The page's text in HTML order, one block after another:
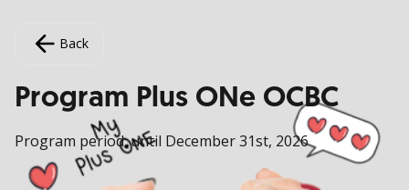
Back
Program Plus ONe OCBC
Program period: until December 31st, 2026